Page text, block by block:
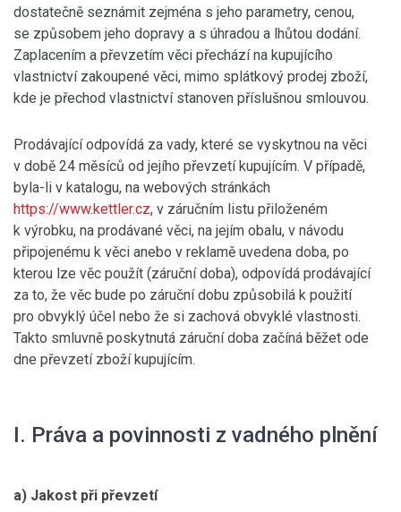
dostatečně seznámit zejména s jeho parametry, cenou,
se způsobem jeho dopravy a s úhradou a lhůtou dodání.
Zaplacením a převzetím věci přechází na kupujícího
vlastnictví zakoupené věci, mimo splátkový prodej zboží,
kde je přechod vlastnictví stanoven příslušnou smlouvou.
Prodávající odpovídá za vady, které se vyskytnou na věci
v době 24 měsíců od jejího převzetí kupujícím. V případě,
byla-li v katalogu, na webových stránkách
https://www.kettler.cz, v záručním listu přiloženém
k výrobku, na prodávané věci, na jejím obalu, v návodu
připojenému k věci anebo v reklamě uvedena doba, po
kterou lze věc použít (záruční doba), odpovídá prodávající
za to, že věc bude po záruční dobu způsobilá k použití
pro obvyklý účel nebo že si zachová obvyklé vlastnosti.
Takto smluvně poskytnutá záruční doba začíná běžet ode
dne převzetí zboží kupujícím.
I. Práva a povinnosti z vadného plnění
a) Jakost při převzetí